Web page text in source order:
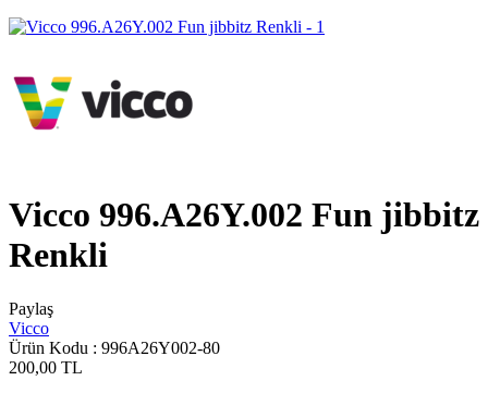
Vicco 996.A26Y.002 Fun jibbitz
Renkli
Paylaş
Vicco
Ürün Kodu : 996A26Y002-80
200,00 TL